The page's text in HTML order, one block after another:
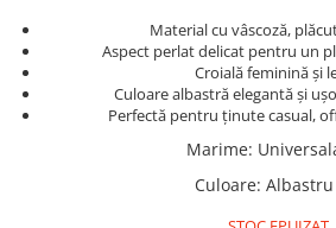
Material cu vâscoză,
Aspect perlat delicat pentru un
Croială feminină și
Culoare albastră elegantă și
Perfectă pentru ținute casual,
Marime:
Culoare: Albastru